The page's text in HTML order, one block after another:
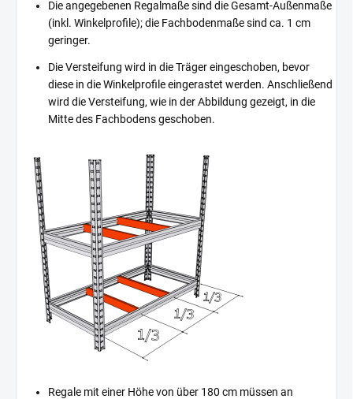
Die angegebenen Regalmaße sind die Gesamt-Außenmaße
(inkl. Winkelprofile); die Fachbodenmaße sind ca. 1 cm
geringer.
Die Versteifung wird in die Träger eingeschoben, bevor
diese in die Winkelprofile eingerastet werden. Anschließend
wird die Versteifung, wie in der Abbildung gezeigt, in die
Mitte des Fachbodens geschoben.
Regale mit einer Höhe von über 180 cm müssen an